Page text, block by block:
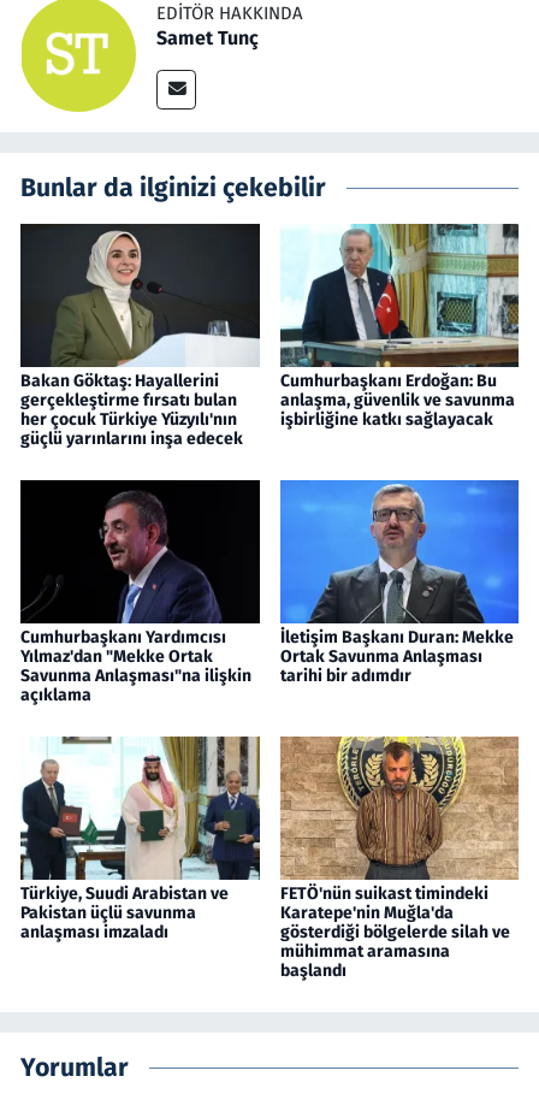
EDITÖR HAKKINDA
Samet Tunç
Bunlar da ilginizi çekebilir
Bakan Göktaş: Hayallerini
gerçekleştirme fırsatı bulan
her çocuk Türkiye Yüzyılı'nın
güçlü yarınlarını inşa edecek
Cumhurbaşkanı Erdoğan: Bu
anlaşma, güvenlik ve savunma
işbirliğine katkı sağlayacak
Cumhurbaşkanı Yardımcısı
Yılmaz'dan "Mekke Ortak
Savunma Anlaşması"na ilişkin
açıklama
İletişim Başkanı Duran: Mekke
Ortak Savunma Anlaşması
tarihi bir adımdır
Türkiye, Suudi Arabistan ve
Pakistan üçlü savunma
anlaşması imzaladı
FETÖ'nün suikast timindeki
Karatepe'nin Muğla'da
gösterdiği bölgelerde silah ve
mühimmat aramasına
başlandı
Yorumlar